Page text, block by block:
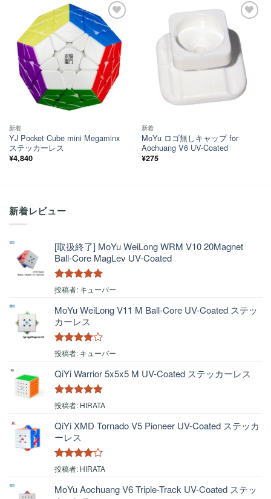
ほし
い！
新着
YJ Pocket Cube mini Megaminx
ステッカーレス
¥4,840
新着
MoYu ロゴ無しキャップ for
Aochuang V6 UV-Coated
¥275
新着レビュー
[取扱終了] MoYu WeiLong WRM V10 20Magnet
Ball-Core MagLev UV-Coated
5段階中 5 の
投稿者: キューバー
MoYu WeiLong V11 M Ball-Core UV-Coated ステッ
カーレス
5段階中 4
投稿者: キューバー
QiYi Warrior 5x5x5 M UV-Coated ステッカーレス
5段階中5の
投稿者: HIRATA
QiYi XMD Tornado V5 Pioneer UV-Coated ステッカ
ーレス
5段階中4
投稿者: HIRATA
MoYu Aochuang V6 Triple-Track UV-Coated ステッ